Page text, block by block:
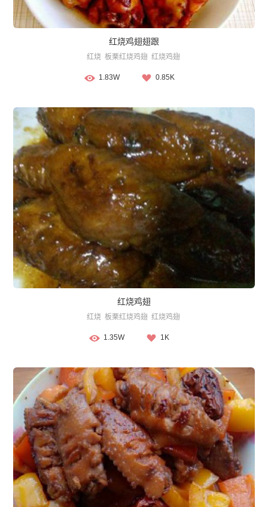
红烧鸡翅翅跟
红烧 板栗红烧鸡翅 红烧鸡翅
1.83W 0.85K
红烧鸡翅
红烧 板栗红烧鸡翅 红烧鸡翅
1.35W 1K